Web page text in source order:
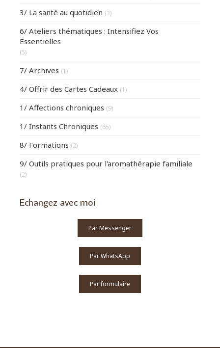
3/ La santé au quotidien (3)
6/ Ateliers thématiques : Intensifiez Vos
Essentielles
(5)
7/ Archives (1)
4/ Offrir des Cartes Cadeaux (1)
1/ Affections chroniques (9)
1/ Instants Chroniques (65)
8/ Formations (2)
9/ Outils pratiques pour l'aromathérapie familiale
(2)
Echangez avec moi
Par Messenger
Par WhatsApp
Par formulaire